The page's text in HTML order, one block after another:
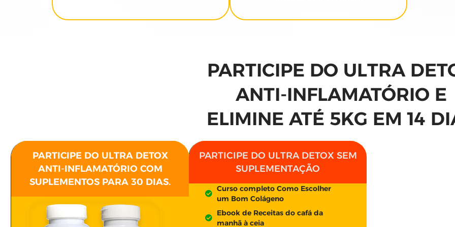
PARTICIPE DO ULTRA
ANTI-INFLAMATÓRIO E
ELIMINE ATÉ 5KG EM 14
PARTICIPE DO ULTRA DETOX
ANTI-INFLAMATÓRIO COM
SUPLEMENTOS PARA 30 DIAS.
PARTICIPE DO ULTRA DETOX SEM
SUPLEMENTAÇÃO
Curso completo Como Escolher
um Bom Colágeno
Ebook de Receitas do cafá da
manhã à ceia